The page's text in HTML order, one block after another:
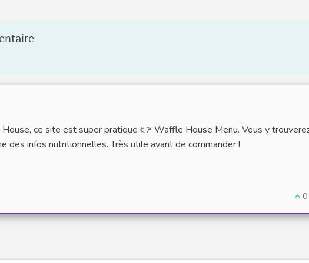
ce site est super pratique 👉 Waffle House Menu. Vous y
des infos nutritionnelles. Très utile avant de commander !
Je0